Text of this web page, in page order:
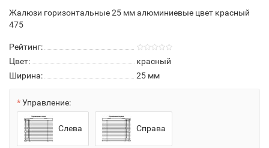
Жалюзи горизонтальные 25 мм алюминиевые цвет красный
475
Рейтинг:
Цвет:
красный
Ширина:
25 мм
Управление:
Слева Справа